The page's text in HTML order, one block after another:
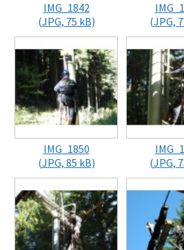
IMG_1842
(JPG, 75 kB)
(JPG,
IMG_1850
(JPG, 85 kB)
(JPG,